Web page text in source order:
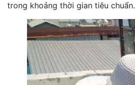
trong khoảng thời gian tiêu chuẩn.